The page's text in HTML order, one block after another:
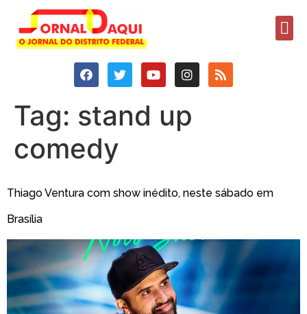
Tag: stand up
comedy
Thiago Ventura com show inédito, neste sábado em
Brasília